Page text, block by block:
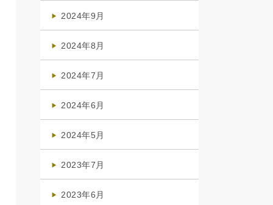
2024年9月
2024年8月
2024年7月
2024年6月
2024年5月
2023年7月
2023年6月